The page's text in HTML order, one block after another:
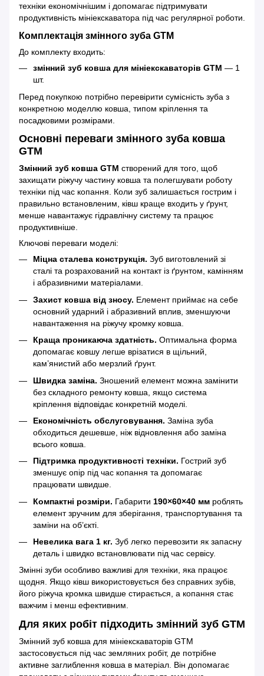
техніки економічнішим і допомагає підтримувати
продуктивність мініекскаватора під час регулярної роботи.
Комплектація змінного зуба GTM
До комплекту входить:
змінний зуб ковша для мініекскаваторів GTM — 1
шт.
Перед покупкою потрібно перевірити сумісність зуба з
конкретною моделлю ковша, типом кріплення та
посадковими розмірами.
Основні переваги змінного зуба ковша
GTM
Змінний зуб ковша GTM створений для того, щоб
захищати ріжучу частину ковша та полегшувати роботу
техніки під час копання. Коли зуб залишається гострим і
правильно встановленим, ківш краще входить у ґрунт,
менше навантажує гідравлічну систему та працює
продуктивніше.
Ключові переваги моделі:
Міцна сталева конструкція. Зуб виготовлений зі
сталі та розрахований на контакт із ґрунтом, камінням
і абразивними матеріалами.
Захист ковша від зносу. Елемент приймає на себе
основний ударний і абразивний вплив, зменшуючи
навантаження на ріжучу кромку ковша.
Краща проникаюча здатність. Оптимальна форма
допомагає ковшу легше врізатися в щільний,
кам’янистий або мерзлий ґрунт.
Швидка заміна. Зношений елемент можна замінити
без складного ремонту ковша, якщо система
кріплення відповідає конкретній моделі.
Економічність обслуговування. Заміна зуба
обходиться дешевше, ніж відновлення або заміна
всього ковша.
Підтримка продуктивності техніки. Гострий зуб
зменшує опір під час копання та допомагає
працювати швидше.
Компактні розміри. Габарити 190×60×40 мм роблять
елемент зручним для зберігання, транспортування та
заміни на об’єкті.
Невелика вага 1 кг. Зуб легко перевозити як запасну
деталь і швидко встановлювати під час сервісу.
Змінні зуби особливо важливі для техніки, яка працює
щодня. Якщо ківш використовується без справних зубів,
його ріжуча кромка швидше стирається, а копання стає
важчим і менш ефективним.
Для яких робіт підходить змінний зуб GTM
Змінний зуб ковша для мініекскаваторів GTM
застосовується під час земляних робіт, де потрібне
активне заглиблення ковша в матеріал. Він допомагає